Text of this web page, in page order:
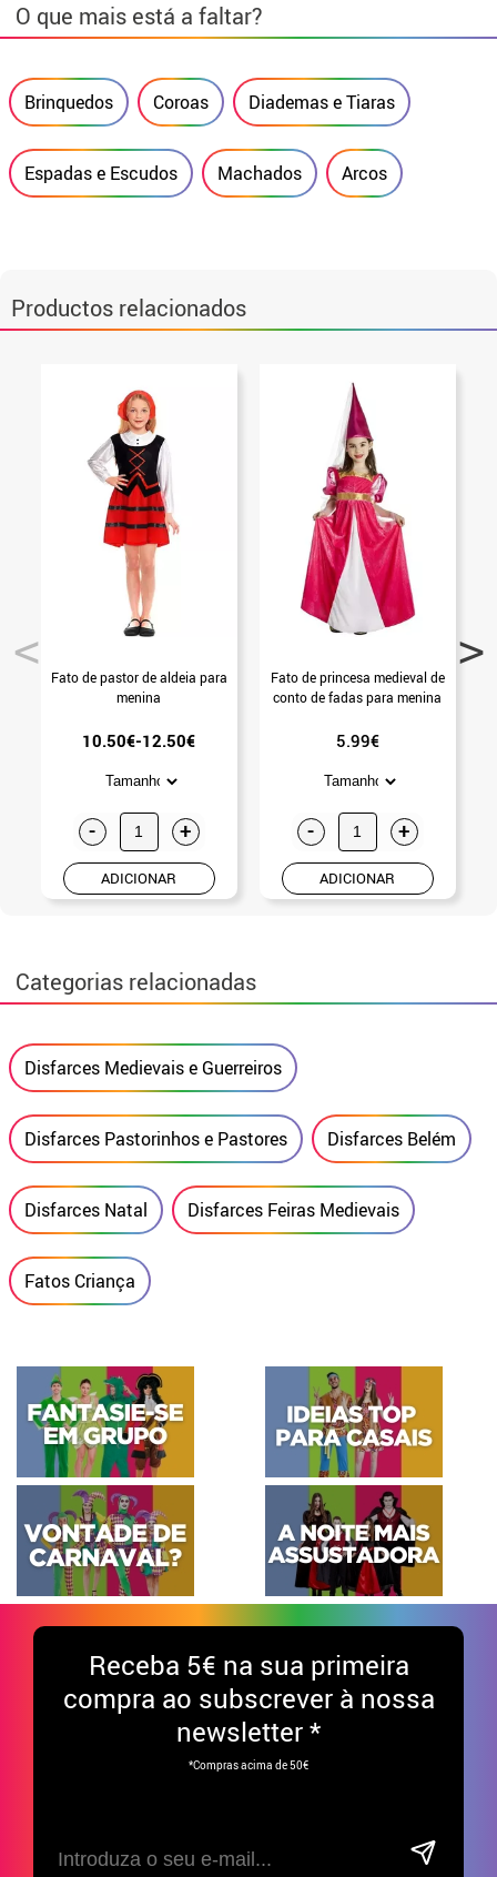
O que mais está a faltar?
Brinquedos Coroas Diademas e Tiaras
Espadas e Escudos Machados Arcos
Productos relacionados
Fato de pastor de aldeia para
menina
10.50€-12.50€
- +
ADICIONAR
Fato de princesa medieval de
conto de fadas para menina
5.99€
- +
ADICIONAR
Categorias relacionadas
Disfarces Medievais e Guerreiros
Disfarces Pastorinhos e Pastores Disfarces Belém
Disfarces Natal Disfarces Feiras Medievais
Fatos Criança
Receba 5€ na sua primeira
compra ao subscrever à nossa
newsletter *
*Compras acima de 50€